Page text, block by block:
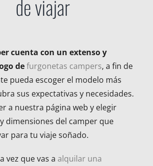
de viajar
cuenta con un extenso y
defurgonetas campers, a fin de
pueda escoger el modelo más
sus expectativas y necesidades.
a nuestra página web y elegir
dimensiones del camper que
para tu viaje soñado.
vez que vas a alquilar una